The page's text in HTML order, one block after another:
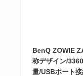
BenQ ZOWIE
称デザイン/
量/USBポート